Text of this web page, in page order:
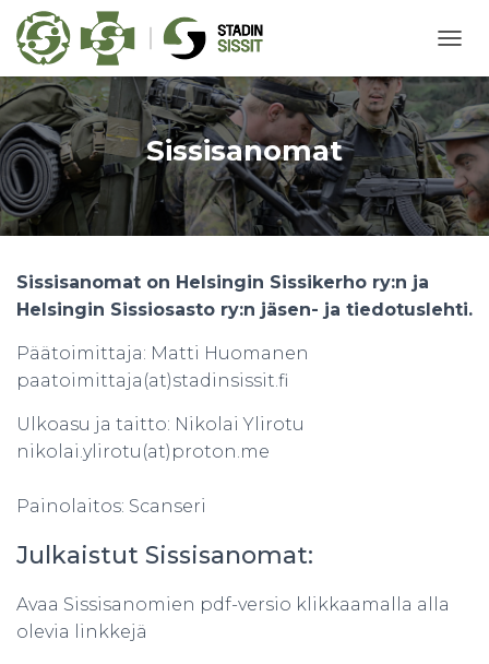
A
V
I
G
O
I
N
T
Ä
Sissisanomat
Sissisanomat on Helsingin Sissikerho ry:n ja
Helsingin Sissiosasto ry:n jäsen- ja tiedotuslehti.
Päätoimittaja: Matti Huomanen
paatoimittaja(at)stadinsissit.fi
Ulkoasu ja taitto: Nikolai Ylirotu
nikolai.ylirotu(at)proton.me
Painolaitos: Scanseri
Julkaistut Sissisanomat:
Avaa Sissisanomien pdf-versio klikkaamalla alla
olevia linkkejä